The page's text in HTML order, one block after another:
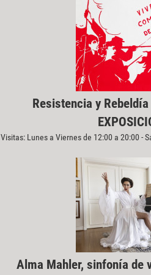
Resistencia y
Visitas: Lunes a Viernes de 12:00 a 20:00 -
Alma Mahler, sinfonía de